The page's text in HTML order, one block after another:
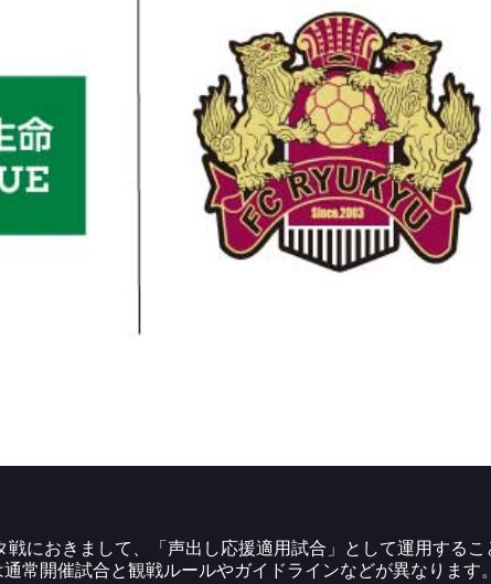
におきまして、「声出し応援適用試合」として運用する
常開催試合と観戦ルールやガイドラインなどが異なります。